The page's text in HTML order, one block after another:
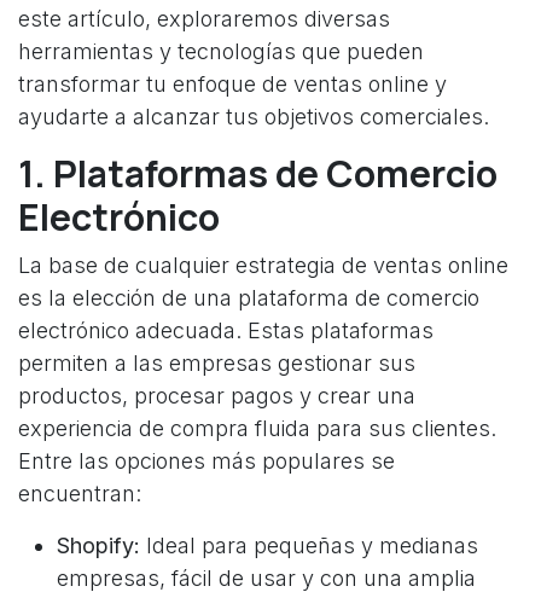
este artículo, exploraremos diversas
herramientas y tecnologías que pueden
transformar tu enfoque de ventas online y
ayudarte a alcanzar tus objetivos comerciales.
1. Plataformas de Comercio
Electrónico
La base de cualquier estrategia de ventas online
es la elección de una plataforma de comercio
electrónico adecuada. Estas plataformas
permiten a las empresas gestionar sus
productos, procesar pagos y crear una
experiencia de compra fluida para sus clientes.
Entre las opciones más populares se
encuentran:
Shopify: Ideal para pequeñas y medianas
empresas, fácil de usar y con una amplia